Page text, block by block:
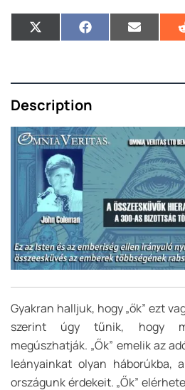
Description
Gyakran halljuk, hogy „ők” ezt
szerint úgy tűnik, hogy
megúszhatják. „Ők” emelik az
leányainkat olyan háborúkba,
országunk érdekeit. „Ők”